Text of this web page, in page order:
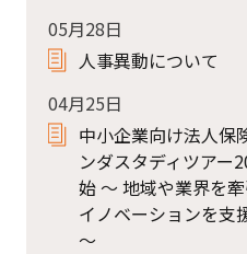
05月28日
人事異動について
04月25日
中小企業向け法人保
ンダスタディツアー
始 ～ 地域や業界を
イノベーションを支
～